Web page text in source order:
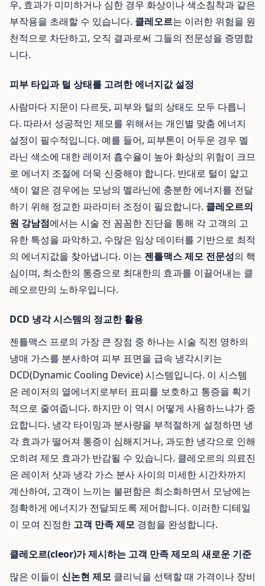
우, 효과가 미미하거나 심한 경우 화상이나 색소침착과 같은
부작용을 초래할 수 있습니다. 클레오르는 이러한 위험을 원
천적으로 차단하고, 오직 결과로써 그들의 전문성을 증명합
니다.
피부 타입과 털 상태를 고려한 에너지값 설정
사람마다 지문이 다르듯, 피부와 털의 상태도 모두 다릅니
다. 따라서 성공적인 제모를 위해서는 개인별 맞춤 에너지
설정이 필수적입니다. 예를 들어, 피부톤이 어두운 경우 멜
라닌 색소에 대한 레이저 흡수율이 높아 화상의 위험이 크므
로 에너지 조절에 더욱 신중해야 합니다. 반대로 털이 얇고
색이 옅은 경우에는 모낭의 멜라닌에 충분한 에너지를 전달
하기 위해 정교한 파라미터 조정이 필요합니다. 클레오르의
원 강남점에서는 시술 전 꼼꼼한 진단을 통해 각 고객의 고
유한 특성을 파악하고, 수많은 임상 데이터를 기반으로 최적
의 에너지값을 찾아냅니다. 이는 젠틀맥스 제모 전문성의 핵
심이며, 최소한의 통증으로 최대한의 효과를 이끌어내는 클
레오르만의 노하우입니다.
DCD 냉각 시스템의 정교한 활용
젠틀맥스 프로의 가장 큰 장점 중 하나는 시술 직전 영하의
냉매 가스를 분사하여 피부 표면을 급속 냉각시키는
DCD(Dynamic Cooling Device) 시스템입니다. 이 시스템
은 레이저의 열에너지로부터 표피를 보호하고 통증을 획기
적으로 줄여줍니다. 하지만 이 역시 어떻게 사용하느냐가 중
요합니다. 냉각 타이밍과 분사량을 부적절하게 설정하면 냉
각 효과가 떨어져 통증이 심해지거나, 과도한 냉각으로 인해
오히려 제모 효과가 반감될 수 있습니다. 클레오르의 의료진
은 레이저 샷과 냉각 가스 분사 사이의 미세한 시간차까지
계산하여, 고객이 느끼는 불편함은 최소화하면서 모낭에는
정확하게 에너지가 전달되도록 제어합니다. 이러한 디테일
이 모여 진정한 고객 만족 제모 경험을 완성합니다.
클레오르(cleor)가 제시하는 고객 만족 제모의 새로운 기준
많은 이들이 신논현 제모 클리닉을 선택할 때 가격이나 장비